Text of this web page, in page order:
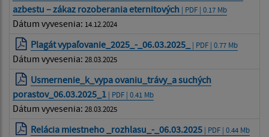
azbestu – zákaz rozoberania eternitových | PDF | 0.17 Mb
Dátum vyvesenia: 14.12.2024
Plagát vypaľovanie_2025_-_06.03.2025_ | PDF | 0.77 Mb
Dátum vyvesenia: 28.03.2025
Usmernenie_k_vypa ovaniu_trávy_a suchých
porastov_06.03.2025_1 | PDF | 0.41 Mb
Dátum vyvesenia: 28.03.2025
Relácia miestneho _rozhlasu_-_06.03.2025 | PDF | 0.44 Mb